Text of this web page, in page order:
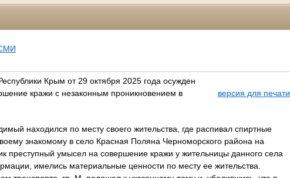
Крым от 29 октября 2025 года осужден
кражи с незаконным проникновением в
версия для печати
находился по месту своего жительства, где распивал спиртные
знакомому в село Красная Поляна Черноморского района на
преступный умысел на совершение кражи у жительницы данного села
имелись материальные ценности по месту ее жительства.